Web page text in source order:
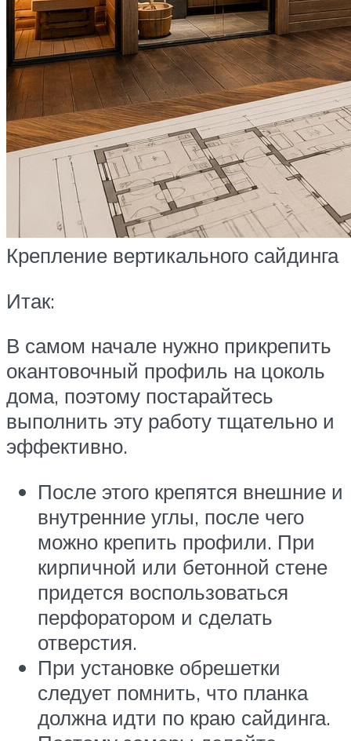
Крепление вертикального сайдинга
Итак:
В самом начале нужно прикрепить
окантовочный профиль на цоколь
дома, поэтому постарайтесь
выполнить эту работу тщательно и
эффективно.
После этого крепятся внешние и
внутренние углы, после чего
можно крепить профили. При
кирпичной или бетонной стене
придется воспользоваться
перфоратором и сделать
отверстия.
При установке обрешетки
следует помнить, что планка
должна идти по краю сайдинга.